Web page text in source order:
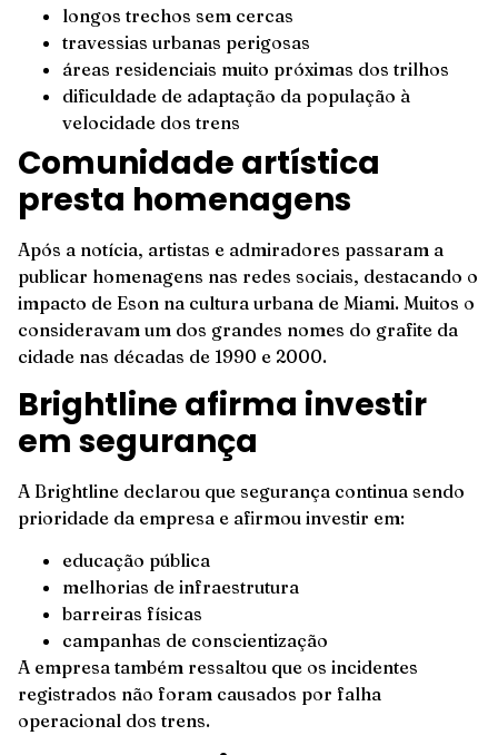
longos trechos sem cercas
travessias urbanas perigosas
áreas residenciais muito próximas dos trilhos
dificuldade de adaptação da população à
velocidade dos trens
Comunidade artística
presta homenagens
Após a notícia, artistas e admiradores passaram a
publicar homenagens nas redes sociais, destacando o
impacto de Eson na cultura urbana de Miami. Muitos o
consideravam um dos grandes nomes do grafite da
cidade nas décadas de 1990 e 2000.
Brightline afirma investir
em segurança
A Brightline declarou que segurança continua sendo
prioridade da empresa e afirmou investir em:
educação pública
melhorias de infraestrutura
barreiras físicas
campanhas de conscientização
A empresa também ressaltou que os incidentes
registrados não foram causados por falha
operacional dos trens.